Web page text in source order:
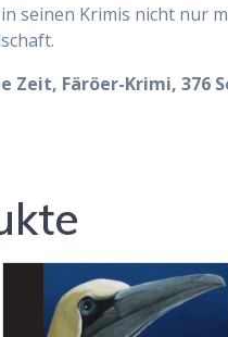
seinen Krimis nicht nur
Färöer-Krimi, 376